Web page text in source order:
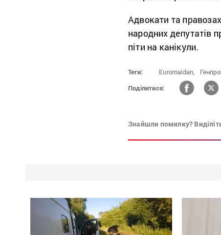
Адвокати та
народних депутатів
піти на канікули.
Теги: Euromaidan,
Поділитися:
Знайшли помилку? Виділіть